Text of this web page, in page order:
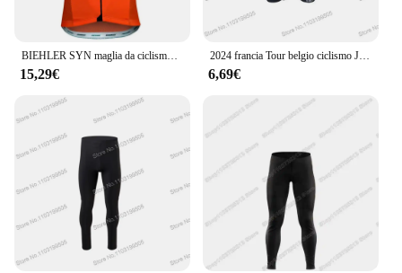
BIEHLER SYN maglia da ciclismo estate maglia ad asciugatura rapida traspirante bici da strada 20D bavaglini abbigliamento MTB Replica a basso prezzo
15,29€
2024 francia Tour belgio ciclismo Jersey Set TDF uomo estate ciclismo abbigliamento kit bici da strada camicia vestito bicicletta bavaglino pantaloncini MTB
6,69€